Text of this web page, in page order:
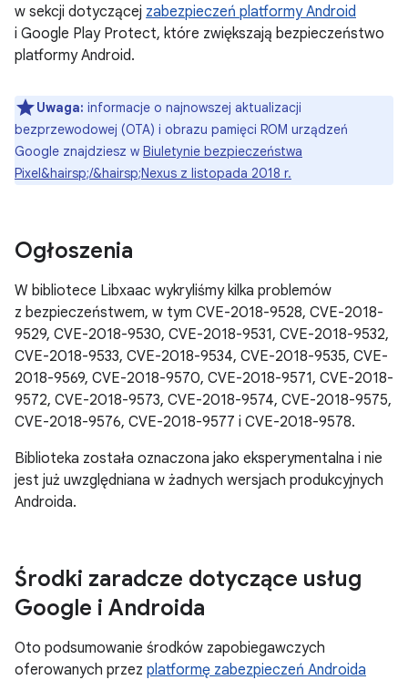
w sekcji dotyczącej zabezpieczeń platformy Android
i Google Play Protect, które zwiększają bezpieczeństwo
platformy Android.
Uwaga: informacje o najnowszej aktualizacji
bezprzewodowej (OTA) i obrazu pamięci ROM urządzeń
Google znajdziesz w Biuletynie bezpieczeństwa
Pixel&hairsp;/&hairsp;Nexus z listopada 2018 r.
Ogłoszenia
W bibliotece Libxaac wykryliśmy kilka problemów
z bezpieczeństwem, w tym CVE-2018-9528, CVE-2018-
9529, CVE-2018-9530, CVE-2018-9531, CVE-2018-9532,
CVE-2018-9533, CVE-2018-9534, CVE-2018-9535, CVE-
2018-9569, CVE-2018-9570, CVE-2018-9571, CVE-2018-
9572, CVE-2018-9573, CVE-2018-9574, CVE-2018-9575,
CVE-2018-9576, CVE-2018-9577 i CVE-2018-9578.
Biblioteka została oznaczona jako eksperymentalna i nie
jest już uwzględniana w żadnych wersjach produkcyjnych
Androida.
Środki zaradcze dotyczące usług
Google i Androida
Oto podsumowanie środków zapobiegawczych
oferowanych przez platformę zabezpieczeń Androida